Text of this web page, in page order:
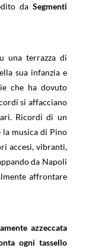
da Segmenti
una terrazza di
sua infanzia e
che ha dovuto
si affacciano
Ricordi di un
musica di Pino
accesi, vibranti,
da Napoli
affrontare
azzeccata
ogni tassello